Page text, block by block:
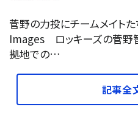
菅野の力投にチームメイト
Images ロッキーズの菅野
拠地での…
記事全